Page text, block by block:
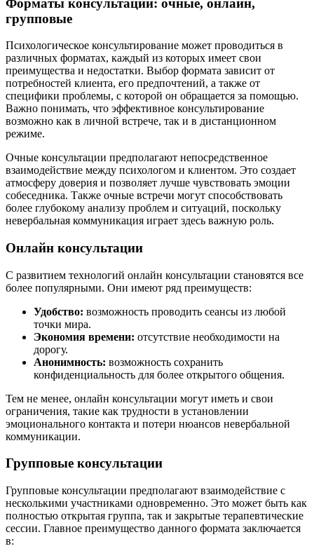
групповые
Психологическое консультирование может проводиться в
различных форматах, каждый из которых имеет свои
преимущества и недостатки. Выбор формата зависит от
потребностей клиента, его предпочтений, а также от
специфики проблемы, с которой он обращается за помощью.
Важно понимать, что эффективное консультирование
возможно как в личной встрече, так и в дистанционном
режиме.
Очные консультации предполагают непосредственное
взаимодействие между психологом и клиентом. Это создает
атмосферу доверия и позволяет лучше чувствовать эмоции
собеседника. Также очные встречи могут способствовать
более глубокому анализу проблем и ситуаций, поскольку
невербальная коммуникация играет здесь важную роль.
Онлайн консультации
С развитием технологий онлайн консультации становятся все
более популярными. Они имеют ряд преимуществ:
Удобство: возможность проводить сеансы из любой
точки мира.
Экономия времени: отсутствие необходимости на
дорогу.
Анонимность: возможность сохранить
конфиденциальность для более открытого общения.
Тем не менее, онлайн консультации могут иметь и свои
ограничения, такие как трудности в установлении
эмоционального контакта и потери нюансов невербальной
коммуникации.
Групповые консультации
Групповые консультации предполагают взаимодействие с
несколькими участниками одновременно. Это может быть как
полностью открытая группа, так и закрытые терапевтические
сессии. Главное преимущество данного формата заключается
в: